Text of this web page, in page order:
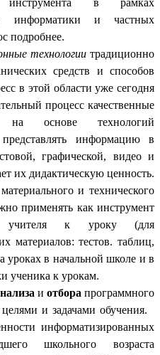
инструмента в рамках
информатики и частных
подробнее.
технологии традиционно
средств и способов
в этой области уже сегодня
процесс качественные
на основе технологий
информацию в
графической, видео и
их дидактическую ценность.
и технического
применять как инструмент
учителя к уроку (для
материалов: тестов. таблиц,
уроках в начальной школе и в
ученика к урокам.
и отбора программного
и задачами обучения.
информатизированных
школьного возраста